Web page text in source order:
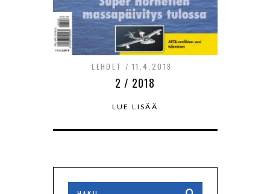
LEHDET 11.4.2018
2 / 2018
LUE LISÄÄ